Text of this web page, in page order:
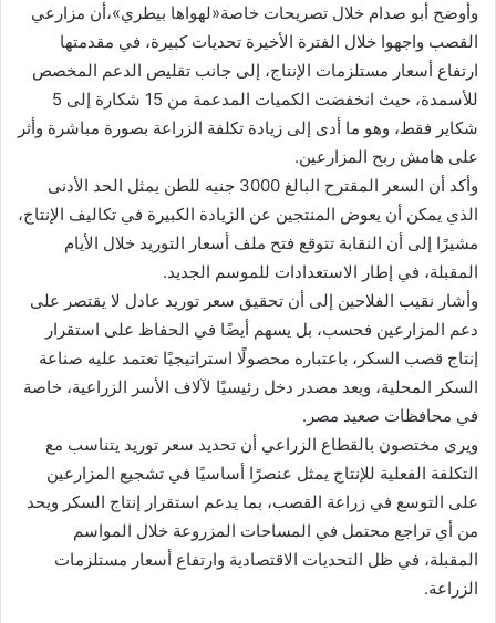
وأوضح أبو صدام خلال تصريحات خاصة«لهواها بيطري»،أن مزارعي
القصب واجهوا خلال الفترة الأخيرة تحديات كبيرة، في مقدمتها
ارتفاع أسعار مستلزمات الإنتاج، إلى جانب تقليص الدعم المخصص
للأسمدة، حيث انخفضت الكميات المدعمة من 15 شكارة إلى 5
شكاير فقط، وهو ما أدى إلى زيادة تكلفة الزراعة بصورة مباشرة وأثر
على هامش ربح المزارعين.
وأكد أن السعر المقترح البالغ 3000 جنيه للطن يمثل الحد الأدنى
الذي يمكن أن يعوض المنتجين عن الزيادة الكبيرة في تكاليف الإنتاج،
مشيرًا إلى أن النقابة تتوقع فتح ملف أسعار التوريد خلال الأيام
المقبلة، في إطار الاستعدادات للموسم الجديد.
وأشار نقيب الفلاحين إلى أن تحقيق سعر توريد عادل لا يقتصر على
دعم المزارعين فحسب، بل يسهم أيضًا في الحفاظ على استقرار
إنتاج قصب السكر، باعتباره محصولًا استراتيجيًا تعتمد عليه صناعة
السكر المحلية، ويعد مصدر دخل رئيسيًا لآلاف الأسر الزراعية، خاصة
في محافظات صعيد مصر.
ويرى مختصون بالقطاع الزراعي أن تحديد سعر توريد يتناسب مع
التكلفة الفعلية للإنتاج يمثل عنصرًا أساسيًا في تشجيع المزارعين
على التوسع في زراعة القصب، بما يدعم استقرار إنتاج السكر ويحد
من أي تراجع محتمل في المساحات المزروعة خلال المواسم
المقبلة، في ظل التحديات الاقتصادية وارتفاع أسعار مستلزمات
الزراعة.